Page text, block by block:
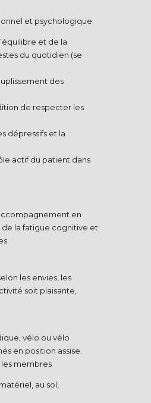
et psychologique.
et de la
du quotidien (se
des
de respecter les
dépressifs et la
actif du patient dans
en
la fatigue cognitive et
les envies, les
soit plaisante,
vélo ou vélo
en position assise.​
membres
au sol,